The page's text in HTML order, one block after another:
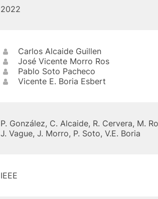
2022
Carlos Alcaide Guillen
José Vicente Morro Ros
Pablo Soto Pacheco
Vicente E. Boria Esbert
P. González, C. Alcaide, R. Cervera, M.
J. Vague, J. Morro, P. Soto, V.E. Boria
IEEE